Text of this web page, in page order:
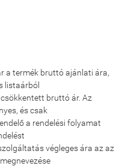
a termék bruttó ajánlati ára,
listaárból
bruttó ár. Az
és csak
a rendelési folyamat
végleges ára az az